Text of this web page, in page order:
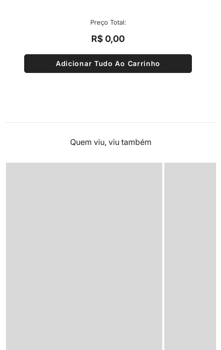
Preço Total:
R$ 0,00
Quem viu, viu também